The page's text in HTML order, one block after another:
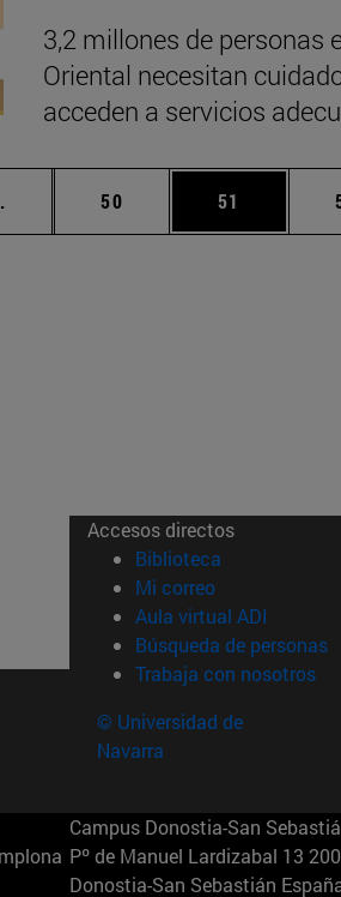
3,2 millones de personas
Oriental necesitan
acceden a servicios
Páginas intermedias Use TAB para
Página
50 Página
51
Accesos directos
Biblioteca (abre en
Mi correo(abre en
Aula virtual ADI (abre
Búsqueda de personas
Trabaja con nosotros
© Universidad de
Navarra
Campus Donostia-San
Pº de Manuel Lardizabal 13
Donostia-San Sebastián